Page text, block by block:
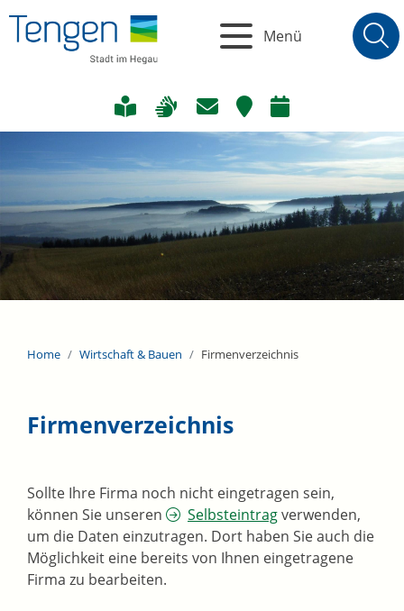
Menü
Home Wirtschaft & Bauen Firmenverzeichnis
Firmenverzeichnis
Sollte Ihre Firma noch nicht eingetragen sein,
können Sie unseren
Selbsteintragverwenden,
um die Daten einzutragen. Dort haben Sie auch die
Möglichkeit eine bereits von Ihnen eingetragene
Firma zu bearbeiten.